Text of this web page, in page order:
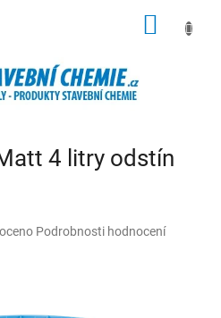
4 litry odstín
Podrobnosti hodnocení